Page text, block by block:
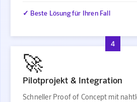
✓ Beste Lösung für Ihren Fall
4
🚀
Pilotprojekt & Integration
Schneller Proof of Concept mit